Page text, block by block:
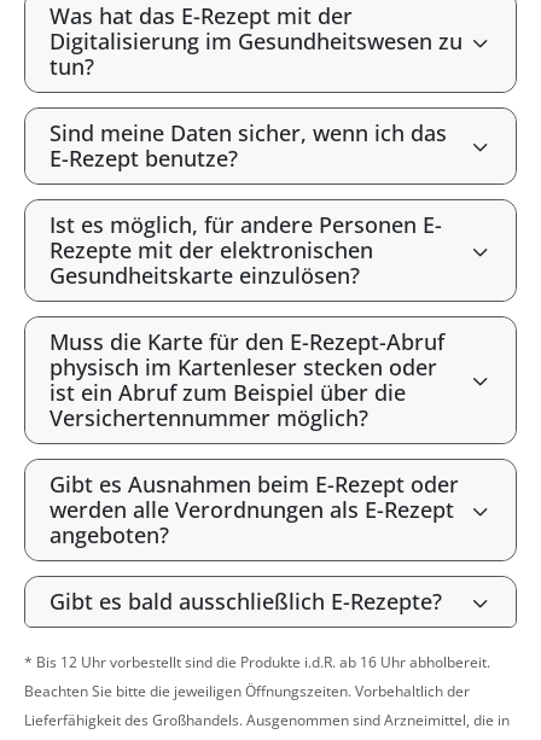
Was hat das E-Rezept mit der
Digitalisierung im Gesundheitswesen zu
tun?
Sind meine Daten sicher, wenn ich das
E-Rezept benutze?
Ist es möglich, für andere Personen E-
Rezepte mit der elektronischen
Gesundheitskarte einzulösen?
Muss die Karte für den E-Rezept-Abruf
physisch im Kartenleser stecken oder
ist ein Abruf zum Beispiel über die
Versichertennummer möglich?
Gibt es Ausnahmen beim E-Rezept oder
werden alle Verordnungen als E-Rezept
angeboten?
Gibt es bald ausschließlich E-Rezepte?
* Bis 12 Uhr vorbestellt sind die Produkte i.d.R. ab 16 Uhr abholbereit.
Beachten Sie bitte die jeweiligen Öffnungszeiten. Vorbehaltlich der
Lieferfähigkeit des Großhandels. Ausgenommen sind Arzneimittel, die in